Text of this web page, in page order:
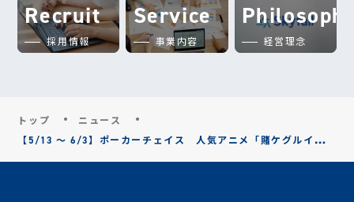
Recruit
採用情報
Service
事業内容 経営理念
トップ
ニュース
【5/13 〜 6/3】ポーカーチェイス 人気アニメ「賭ケグルイ双」
コラボイベント開催のお知らせ